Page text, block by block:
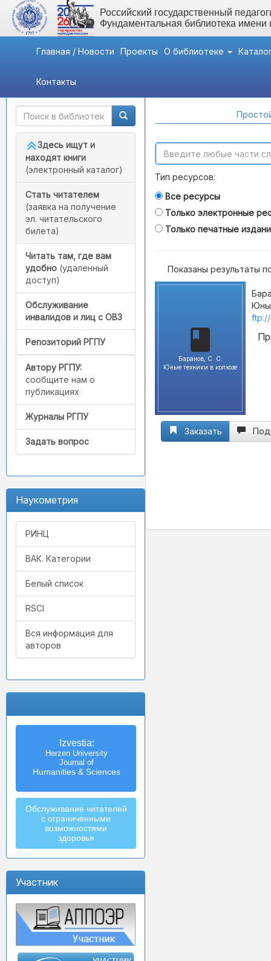
Российский государственный
Фундаментальная библиотека
Главная / Новости Проекты О библиотеке
Контакты
Быстрый доступ
Здесь ищут и
находят книги
(электронный каталог)
Стать читателем
(заявка на получение
эл. читательского
билета)
Читать там, где вам
удобно (удаленный
доступ)
Обслуживание
инвалидов и лиц с ОВЗ
Репозиторий РГПУ
Автору РГПУ:
сообщите нам о
публикациях
Журналы РГПУ
Задать вопрос
Наукометрия
РИНЦ
ВАК. Категории
Белый список
RSCI
Вся информация для
авторов
Izvestia:
Herzen University
Journal of
Humanities & Sciences
Обслуживание читателей
с ограниченными
возможностями
здоровья
Участник
Тип ресурсов:
Все ресурсы
Только электронные
Только печатные
Показаны результаты
Баранов, С. С.
Юные техники в колхозе
Заказать